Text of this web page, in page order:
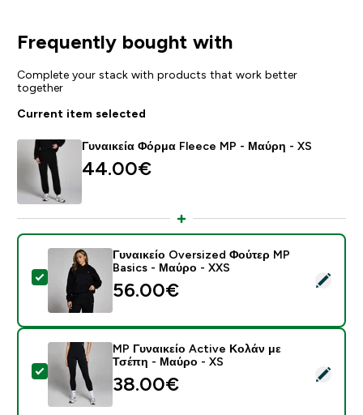
Frequently bought with
Complete your stack with products that work better
together
Current item selected
Γυναικεία Φόρμα Fleece MP - Μαύρη - XS
44.00€‎
Select this product - Γυναικείο Oversized Φούτερ
Γυναικείο Oversized Φούτερ MP
Basics - Μαύρο - XXS
56.00€‎
Select this product - MP Γυναικείο Active Κολάν με
MP Γυναικείο Active Κολάν με
Τσέπη - Μαύρο - XS
38.00€‎